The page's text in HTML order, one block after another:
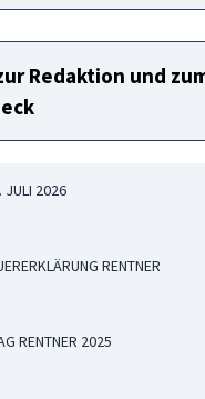
Redaktion und
JULI 2026
RENTNER
RENTNER 2025